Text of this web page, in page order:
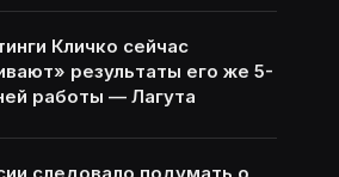
Кличко сейчас
результаты его же 5-
работы — Лагута